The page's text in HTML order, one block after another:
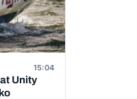
15:04
Unity